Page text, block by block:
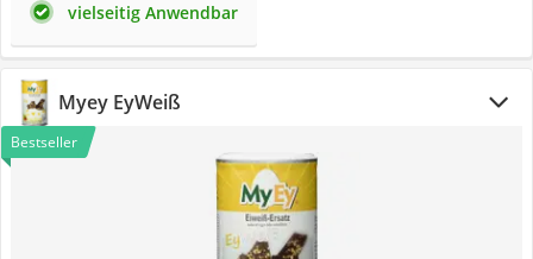
vielseitig Anwendbar
Myey EyWeiß
Bestseller